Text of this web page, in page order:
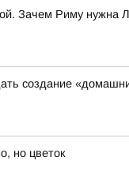
Зачем Риму нужна
создание
но цветок